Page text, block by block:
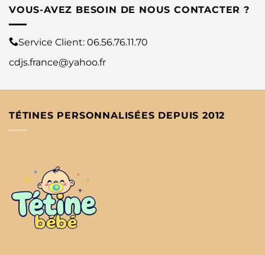
VOUS-AVEZ BESOIN DE NOUS CONTACTER ?
Service Client: 06.56.76.11.70
cdjs.france@yahoo.fr
TÉTINES PERSONNALISÉES DEPUIS 2012